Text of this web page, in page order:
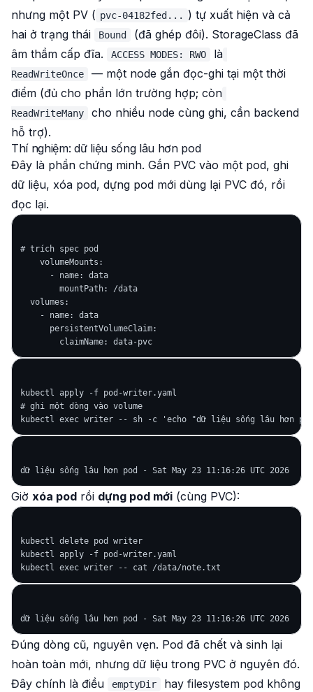
nhưng một PV ( pvc-04182fed...
) tự xuất hiện và cả
hai ở trạng thái
Bound
(đã ghép đôi). StorageClass đã
âm thầm cấp đĩa.
ACCESS MODES: RWO là
ReadWriteOnce
— một node gắn đọc-ghi tại một thời
điểm (đủ cho phần lớn trường hợp; còn
ReadWriteMany
cho nhiều node cùng ghi, cần backend
hỗ trợ).
Thí nghiệm: dữ liệu sống lâu hơn pod
Đây là phần chứng minh. Gắn PVC vào một pod, ghi
dữ liệu, xóa pod, dựng pod mới dùng lại PVC đó, rồi
đọc lại.
# trích spec pod
    volumeMounts:
      - name: data
        mountPath: /data
  volumes:
    - name: data
      persistentVolumeClaim:
kubectl apply -f pod-writer.yaml
# ghi một dòng vào volume
Giờ xóa pod rồi dựng pod mới (cùng PVC):
kubectl delete pod writer
kubectl apply -f pod-writer.yaml
Đúng dòng cũ, nguyên vẹn. Pod đã chết và sinh lại
hoàn toàn mới, nhưng dữ liệu trong PVC ở nguyên đó.
Đây chính là điều
emptyDir hay filesystem pod không